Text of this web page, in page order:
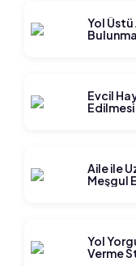
Yol
Evcil
Aile ile
Meşgul
Yol
Verme